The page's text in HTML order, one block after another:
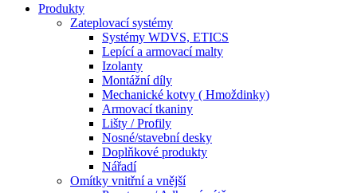
Produkty
Zateplovací systémy
Systémy WDVS, ETICS
Lepící a armovací malty
Izolanty
Montážní díly
Mechanické kotvy ( Hmoždinky)
Armovací tkaniny
Lišty / Profily
Nosné/stavební desky
Doplňkové produkty
Nářadí
Omítky vnitřní a vnější